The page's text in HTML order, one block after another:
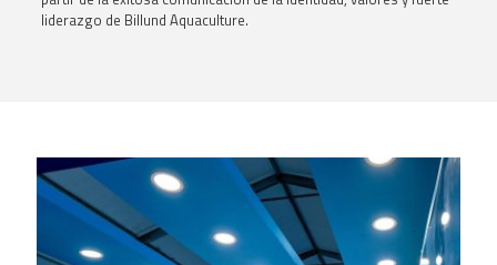
liderazgo de Billund Aquaculture.